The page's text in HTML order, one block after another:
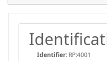
Identifier: RP:4001